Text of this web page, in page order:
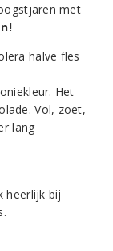
met
Het
Vol, zoet,
lang
heerlijk bij